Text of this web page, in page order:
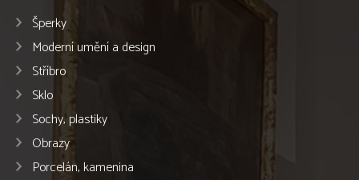
Šperky
Moderní umění a design
Stříbro
Sklo
Sochy, plastiky
Obrazy
Porcelán, kamenina